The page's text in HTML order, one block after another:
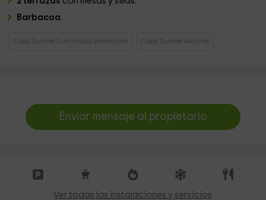
Barbacoa.
Casas Rurales Comunidad Valenciana Casas Rurales Alicante
Enviar mensaje al propietario
Ver todas las instalaciones y servicios